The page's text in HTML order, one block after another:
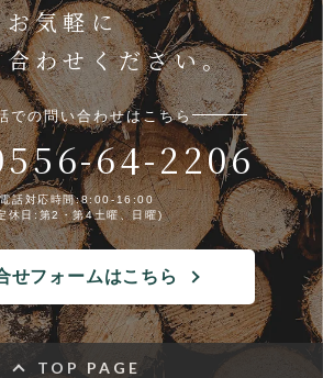
お気軽に
合わせください。
での問い合わせはこちら
64-2206
電話対応時間:8:00-16:00
休日:第2・第4土曜、日曜)
せフォームはこちら
TOP PAGE